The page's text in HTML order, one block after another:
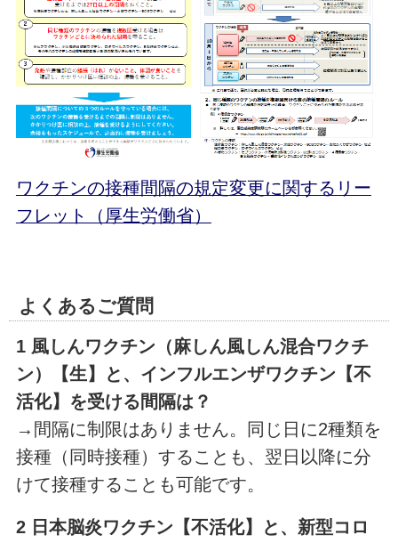
ワクチンの接種間隔の規定変更に関するリー
フレット（厚生労働省）
よくあるご質問
1 風しんワクチン（麻しん風しん混合ワクチ
ン）【生】と、インフルエンザワクチン【不
活化】を受ける間隔は？
→間隔に制限はありません。同じ日に2種類を
接種（同時接種）することも、翌日以降に分
けて接種することも可能です。
2 日本脳炎ワクチン【不活化】と、新型コロ